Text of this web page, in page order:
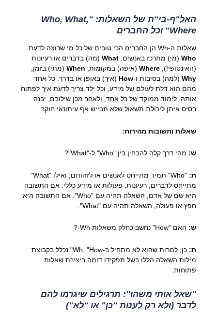
האל"ף-בי"ת של השאלות: "Who, What,
Where" וכל החברים
שאלות ה-Wh הן החברים הכי טובים של כל מי שרוצה לדעת.
Who(מי) מתרכז באנשים, What(מה) בדברים או רעיונות
(האינסופי!), Where(איפה) במקומות, When(מתי) בזמן,
Why(למה) בסיבות ו-How (איך) באופן או בדרך. כל אחד
מהם הוא דלת לעולם של מידע, וכל ילד צריך לדעת איך לפתוח
אותה. לימוד ממוקד של כל אחד, ולאחר מכן שילובם, יבנה
בסיס איתן ליכולת תשאול שלא תבייש אף עיתונאי חוקר.
שאלות ותשובות מהירות:
ש: מהי דרך קלה להבחין בין "Who" ל-"What"?
ת:
"Who" תמיד מתייחס לאנשים או לזהותם, ואילו "What"
מתייחס לדברים, רעיונות, פעולות או מידע כללי. אם התשובה
היא שם של אדם, השאלה תהיה עם "Who". אם התשובה היא
חפץ או פעולה, השאלה תהיה עם "What".
ש: האם "How" נחשב כחלק משאלות Wh-?
ת:
כן, למרות שהוא לא מתחיל ב-Wh, "How" נכלל בקבוצת
מילות השאלה הללו בשל תפקידו דומה ביצירת שאלות
פתוחות.
"שאל אותי משהו": תרגילים שיגרמו להם
לדבר (ולא רק לענות "כן" או "לא")